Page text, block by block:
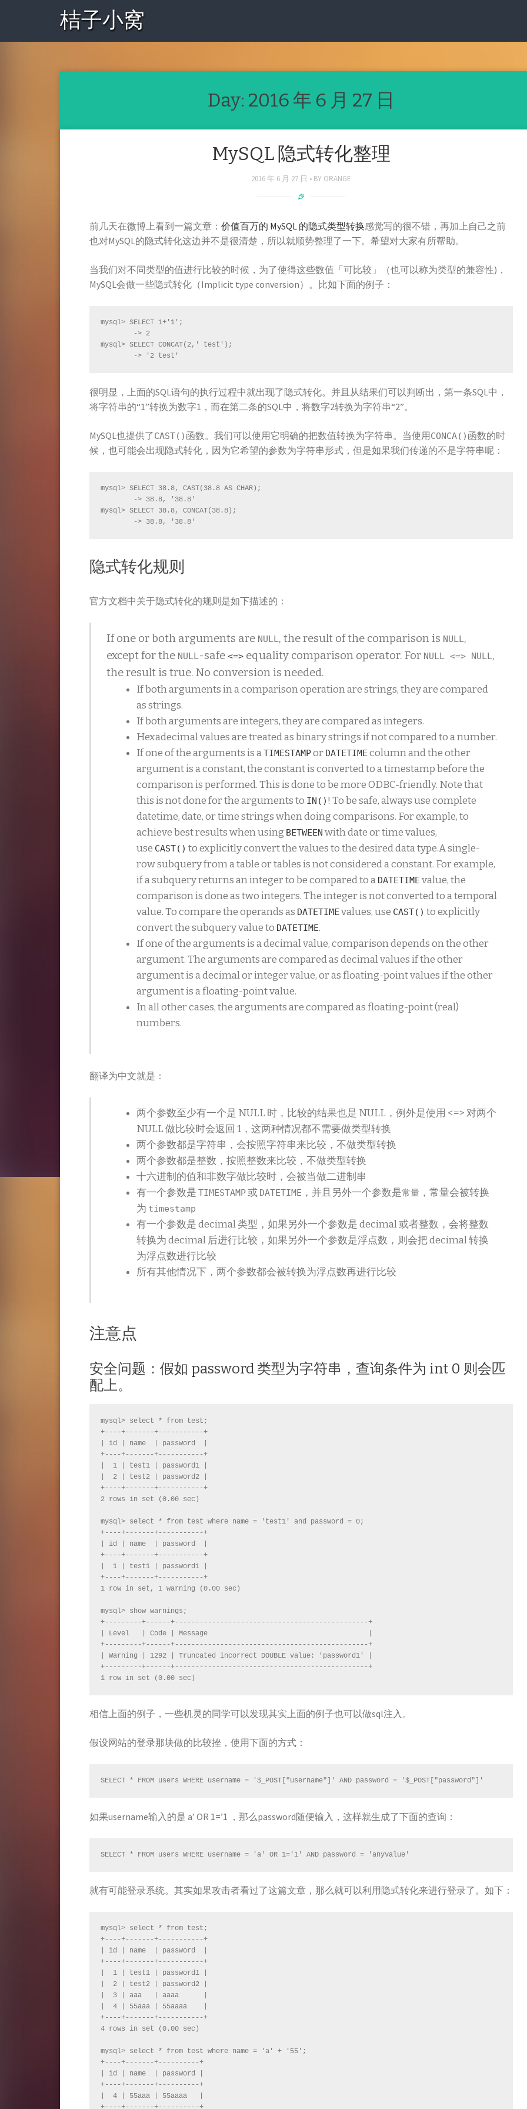
桔子小窝
Day: 2016 年 6 月 27 日
MySQL 隐式转化整理
2016 年 6 月 27 日 BY ORANGE
前几天在微博上看到一篇文章： 价值百万的 MySQL 的隐式类型转换感觉写的很不错，再加上自己之前
也对MySQL的隐式转化这边并不是很清楚，所以就顺势整理了一下。希望对大家有所帮助。
当我们对不同类型的值进行比较的时候，为了使得这些数值「可比较」（也可以称为类型的兼容性)，
MySQL会做一些隐式转化（Implicit type conversion）。比如下面的例子：
mysql> SELECT 1+'1';
        -> 2
mysql> SELECT CONCAT(2,' test');
        -> '2 test'
很明显，上面的SQL语句的执行过程中就出现了隐式转化。并且从结果们可以判断出，第一条SQL中，
将字符串的“1”转换为数字1，而在第二条的SQL中，将数字2转换为字符串“2”。
MySQL也提供了CAST() 函数。我们可以使用它明确的把数值转换为字符串。当使用CONCA() 函数的时
候，也可能会出现隐式转化，因为它希望的参数为字符串形式，但是如果我们传递的不是字符串呢：
mysql> SELECT 38.8, CAST(38.8 AS CHAR);
        -> 38.8, '38.8'
mysql> SELECT 38.8, CONCAT(38.8);
        -> 38.8, '38.8'
隐式转化规则
官方文档中关于隐式转化的规则是如下描述的：
If one or both arguments are NULL, the result of the comparison is NULL,
except for the NULL-safe <=>equality comparison operator. For NULL <=> NULL,
the result is true. No conversion is needed.
If both arguments in a comparison operation are strings, they are compared
as strings.
If both arguments are integers, they are compared as integers.
Hexadecimal values are treated as binary strings if not compared to a number.
If one of the arguments is aTIMESTAMPor DATETIME column and the other
argument is a constant, the constant is converted to a timestamp before the
comparison is performed. This is done to be more ODBC-friendly. Note that
this is not done for the arguments to IN() ! To be safe, always use complete
datetime, date, or time strings when doing comparisons. For example, to
achieve best results when using BETWEEN with date or time values,
use CAST() to explicitly convert the values to the desired data type.A single-
row subquery from a table or tables is not considered a constant. For example,
if a subquery returns an integer to be compared to a DATETIME value, the
comparison is done as two integers. The integer is not converted to a temporal
value. To compare the operands as DATETIME values, use CAST() to explicitly
convert the subquery value to DATETIME.
If one of the arguments is a decimal value, comparison depends on the other
argument. The arguments are compared as decimal values if the other
argument is a decimal or integer value, or as floating-point values if the other
argument is a floating-point value.
In all other cases, the arguments are compared as floating-point (real)
numbers.
翻译为中文就是：
两个参数至少有一个是 NULL 时，比较的结果也是 NULL，例外是使用 <=> 对两个
NULL 做比较时会返回 1，这两种情况都不需要做类型转换
两个参数都是字符串，会按照字符串来比较，不做类型转换
两个参数都是整数，按照整数来比较，不做类型转换
十六进制的值和非数字做比较时，会被当做二进制串
有一个参数是TIMESTAMP或 DATETIME ，并且另外一个参数是常量 ，常量会被转换
为 timestamp
有一个参数是 decimal 类型，如果另外一个参数是 decimal 或者整数，会将整数
转换为 decimal 后进行比较，如果另外一个参数是浮点数，则会把 decimal 转换
为浮点数进行比较
所有其他情况下，两个参数都会被转换为浮点数再进行比较
注意点
安全问题：假如 password 类型为字符串，查询条件为 int 0 则会匹
配上。
mysql> select * from test;
+----+-------+-----------+
| id | name  | password  |
+----+-------+-----------+
|  1 | test1 | password1 |
|  2 | test2 | password2 |
+----+-------+-----------+
2 rows in set (0.00 sec)
mysql> select * from test where name = 'test1' and password = 0;
+----+-------+-----------+
| id | name  | password  |
+----+-------+-----------+
|  1 | test1 | password1 |
+----+-------+-----------+
1 row in set, 1 warning (0.00 sec)
mysql> show warnings;
+---------+------+-----------------------------------------------+
| Level   | Code | Message                                       |
+---------+------+-----------------------------------------------+
| Warning | 1292 | Truncated incorrect DOUBLE value: 'password1' |
+---------+------+-----------------------------------------------+
1 row in set (0.00 sec)
相信上面的例子，一些机灵的同学可以发现其实上面的例子也可以做sql注入。
假设网站的登录那块做的比较挫，使用下面的方式：
SELECT * FROM users WHERE username = '$_POST["username"]' AND password = '$_POST["password"]'
如果username输入的是 a’ OR 1=’1 ，那么password随便输入，这样就生成了下面的查询：
SELECT * FROM users WHERE username = 'a' OR 1='1' AND password = 'anyvalue'
就有可能登录系统。其实如果攻击者看过了这篇文章，那么就可以利用隐式转化来进行登录了。如下：
mysql> select * from test;
+----+-------+-----------+
| id | name  | password  |
+----+-------+-----------+
|  1 | test1 | password1 |
|  2 | test2 | password2 |
|  3 | aaa   | aaaa      |
|  4 | 55aaa | 55aaaa    |
+----+-------+-----------+
4 rows in set (0.00 sec)
mysql> select * from test where name = 'a' + '55';
+----+-------+----------+
| id | name  | password |
+----+-------+----------+
|  4 | 55aaa | 55aaaa   |